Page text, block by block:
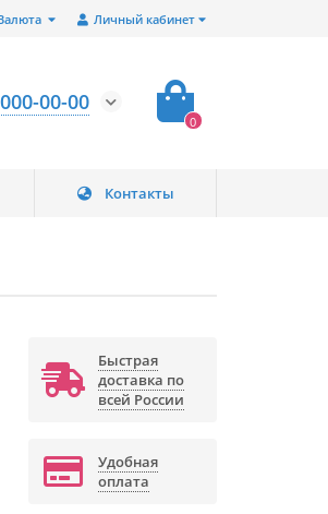
Личный кабинет
00-00
0
Контакты
Быстрая
доставка по
всей России
Удобная
оплата